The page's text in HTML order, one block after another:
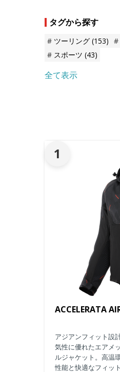
タグから探す
ツーリング (153)
スポーツ (43)
全て表示
1
ACCELERATA
アジアンフィット設
気性に優れたエアメ
ルジャケット。高温
性能と快適なフィッ